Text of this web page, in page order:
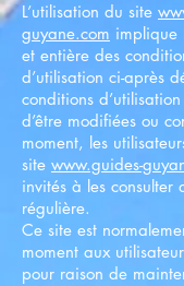
L’utilisation du site
guyane.com implique
et entière des
d’utilisation ci-après
conditions
d’être modifiées ou
moment, les
site www.guides-
invités à les consulter
régulière.
Ce site est
moment aux
pour raison de